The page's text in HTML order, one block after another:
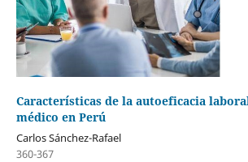
Características de la autoeficacia
médico en Perú
Carlos Sánchez-Rafael
360-367